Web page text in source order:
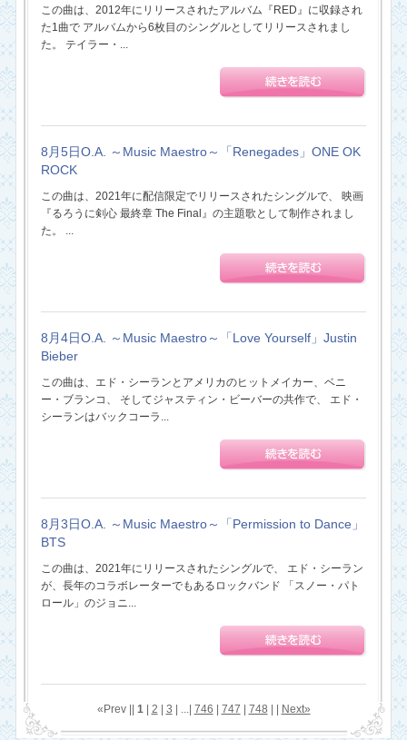
この曲は、2012年にリリースされたアルバム『RED』に収録され
た1曲で アルバムから6枚目のシングルとしてリリースされまし
た。 テイラー・...
8月5日O.A. ～Music Maestro～「Renegades」ONE OK
ROCK
この曲は、2021年に配信限定でリリースされたシングルで、 映画
『るろうに剣心 最終章 The Final』の主題歌として制作されまし
た。 ...
8月4日O.A. ～Music Maestro～「Love Yourself」Justin
Bieber
この曲は、エド・シーランとアメリカのヒットメイカー、ベニ
ー・ブランコ、 そしてジャスティン・ビーバーの共作で、 エド・
シーランはバックコーラ...
8月3日O.A. ～Music Maestro～「Permission to Dance」
BTS
この曲は、2021年にリリースされたシングルで、 エド・シーラン
が、長年のコラボレーターでもあるロックバンド 「スノー・パト
ロール」のジョニ...
«Prev || 1| 2 3 | ...| 746 747 748 Next»